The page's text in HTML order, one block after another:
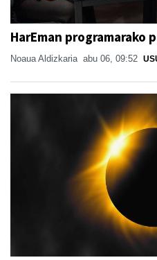
HarEman programarako
Noaua Aldizkaria abu 06, 09:52